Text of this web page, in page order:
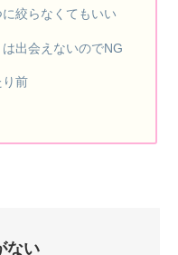
絞らなくてもいい
出会えないのでNG
り前
ない